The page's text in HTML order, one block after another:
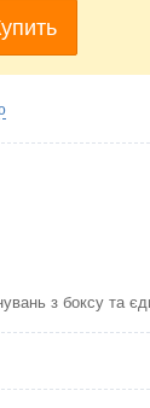
з боксу та